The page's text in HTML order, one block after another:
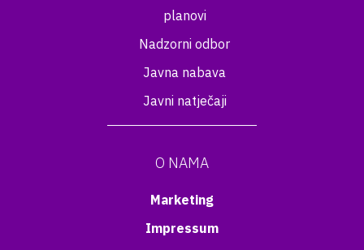
planovi
Nadzorni odbor
Javna nabava
Javni natječaji
O NAMA
Marketing
Impressum